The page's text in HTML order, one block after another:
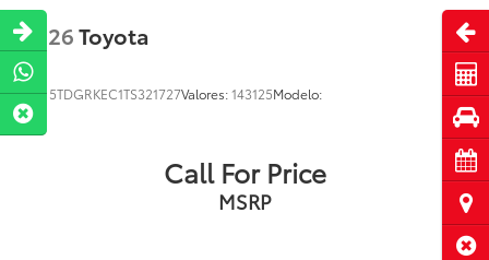
2026Toyota
VIN:5TDGRKEC1TS321727Valores:143125Modelo:
Call For Price
MSRP